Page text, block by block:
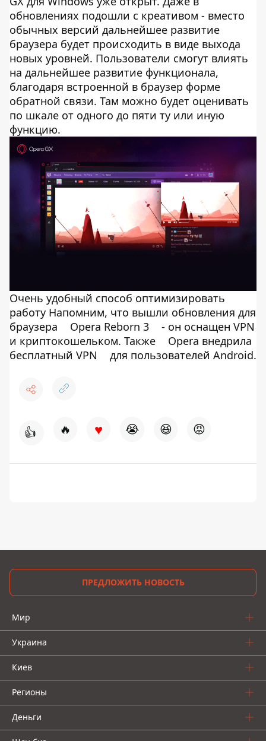
обновлениях подошли с креативом - вместо
обычных версий дальнейшее развитие
браузера будет происходить в виде выхода
новых уровней. Пользователи смогут влиять
на дальнейшее развитие функционала,
благодаря встроенной в браузер форме
обратной связи. Там можно будет оценивать
по шкале от одного до пяти ту или иную
функцию.
Очень удобный способ оптимизировать
работу Напомним, что вышли обновления для
браузера
Opera Reborn 3
- он оснащен VPN
и криптокошельком. Также
Opera внедрила
бесплатный VPN
для пользователей Android.
👍 🔥 ♥ 😭 😆 😡
ПРЕДЛОЖИТЬ НОВОСТЬ
Мир
Украина
Киев
Регионы
Деньги